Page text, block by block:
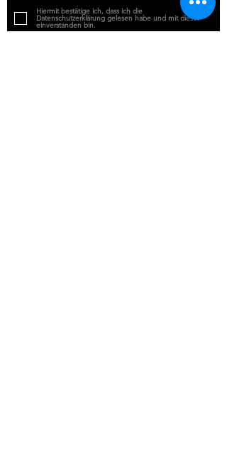
Hiermit bestätige ich, dass ich die
Datenschutzerklärung gelesen habe und mit dieser
einverstanden bin.